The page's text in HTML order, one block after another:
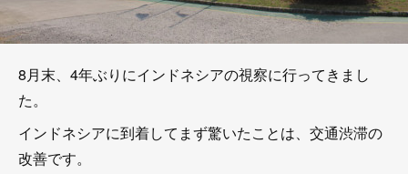
8月末、4年ぶりにインドネシアの視察に行ってきまし
た。
インドネシアに到着してまず驚いたことは、交通渋滞の
改善です。